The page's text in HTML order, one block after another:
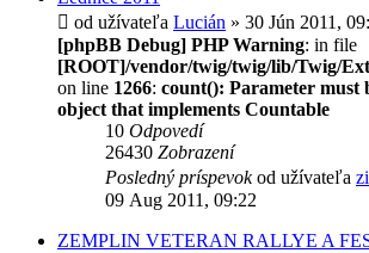
od užívateľa Lucián » 30 Jún 2011,
[phpBB Debug] PHP Warning: in file
[ROOT]/vendor/twig/twig/lib/Twig/
on line 1266: count(): Parameter must
object that implements Countable
10 Odpovedí
26430 Zobrazení
Posledný príspevokod užívateľa
09 Aug 2011, 09:22
ZEMPLIN VETERAN RALLYE A